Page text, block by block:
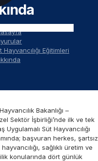
Hayvancılığı Eğitimleri
Bakanlığı –
Sektör İşbirliği’nde ilk ve tek
Uygulamalı Süt Hayvancılığı
başvuran herkes, şartsız
sağlıklı üretim ve
konularında dört günlük